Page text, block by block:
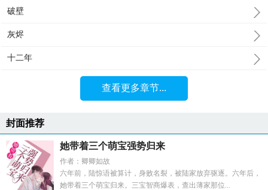
破壁
灰烬
十二年
查看更多章节...
封面推荐
她带着三个萌宝强势归来
作者：卿卿如故
六年前，陆惊语被算计，身败名裂，被陆家放弃驱逐。六年后，
她带着三个萌宝归来。三宝智商爆表，查出薄家那位...